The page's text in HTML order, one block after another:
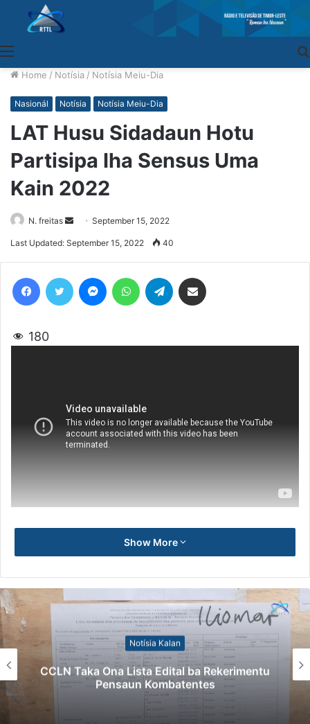
Home / Notísia / Notísia Meiu-Dia
Nasionál Notísia Notísia Meiu-Dia
LAT Husu Sidadaun Hotu
Partisipa Iha Sensus Uma
Kain 2022
N. freitas
SendSeptember 15, 2022
Last Updated: September 15, 2022 40
180
Show More
Notísia Kalan
CCLN Taka Ona Lista Edital ba Rekerimentu
Pensaun Kombatentes